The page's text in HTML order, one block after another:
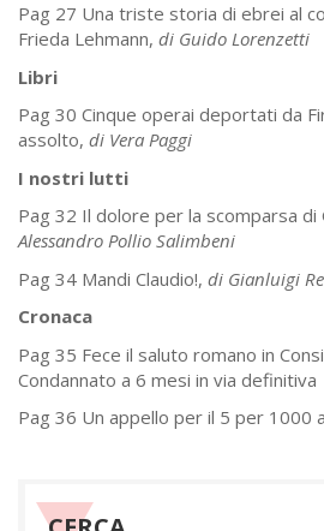
Pag 27 Una triste storia di ebrei al
Frieda Lehmann, di Guido Lorenzetti
Libri
Pag 30 Cinque operai deportati da
assolto, di Vera Paggi
I nostri lutti
Pag 32 Il dolore per la scomparsa di
Alessandro Pollio Salimbeni
Pag 34 Mandi Claudio!, di Gianluigi
Cronaca
Pag 35 Fece il saluto romano in
Condannato a 6 mesi in via definitiva
Pag 36 Un appello per il 5 per 1000